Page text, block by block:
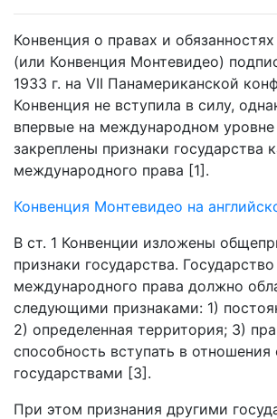
Конвенция о правах и
(или Конвенция Монтевидео)
1933 г. на VII Панамериканской
Конвенция не вступила в силу,
впервые на международном
закреплены признаки государства
международного права [1].
Конвенция Монтевидео на
В ст. 1 Конвенции изложены
признаки государства.
международного права должно
следующими признаками: 1)
2) определенная территория; 3)
способность вступать в отношения
государствами [3].
При этом признания другими